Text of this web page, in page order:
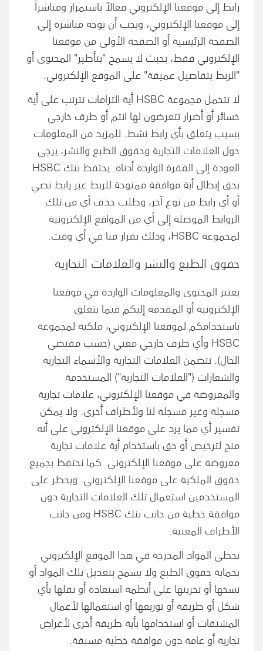
رابط إلى موقعنا الإلكتروني فعالاً باستمرار ومباشراً
إلى موقعنا الإلكتروني، ويجب أن يوجه مباشرة إلى
الصفحة الرئيسية أو الصفحة الأولى من موقعنا
الإلكتروني فقط، بحيث لا يسمح "بتأطير" المحتوى أو
"الربط بتفاصيل عميقة" على الموقع الإلكتروني.
لا تتحمل مجموعة HSBC أية التزامات تترتب على أية
خسائر أو أضرار تتعرضون لها انتم أو طرف خارجي
بسبب يتعلق بأي رابط نشط. للمزيد من المعلومات
حول العلامات التجارية وحقوق الطبع والنشر، يرجى
العودة إلى الفقرة الواردة أدناه. يحتفظ بنك HSBC
بحق إبطال أية موافقة ممنوحة للربط عبر رابط نصي
أو أي رابط من نوع آخر، وطلب حذف أي من تلك
الروابط الموصلة إلى أي من المواقع الإلكترونية
لمجموعة HSBC، وذلك بقرار منا في أي وقت.
حقوق الطبع والنشر والعلامات التجارية
يعتبر المحتوى والمعلومات الواردة في موقعنا
الإلكترونية أو المقدمة إليكم فيما يتعلق
باستخدامكم لموقعنا الإلكتروني، ملكية لمجموعة
HSBC وأي طرف خارجي معني (حسب مقتضى
الحال). تتضمن العلامات التجارية والأسماء التجارية
والشعارات ("العلامات التجارية") المستخدمة
والمعروضة في موقعنا الإلكتروني، علامات تجارية
مسجلة وغير مسجلة لنا ولأطراف أخرى. ولا يمكن
تفسير أي مما يرد على موقعنا الإلكتروني على أنه
منح لترخيص أو حق باستخدام أية علامات تجارية
معروضة على موقعنا الإلكتروني. كما نحتفظ بجميع
حقوق الملكية على موقعنا الإلكتروني. ويحظر على
المستخدمين استعمال تلك العلامات التجارية دون
موافقة خطية من جانب بنك HSBC ومن جانب
الأطراف المعنية.
تحظى المواد المدرجة في هذا الموقع الإلكتروني
بحماية حقوق الطبع ولا يسمح بتعديل تلك المواد أو
نسخها أو تخزينها على أنظمة استعادة أو نقلها بأي
شكل أو طريقة أو توزيعها أو استعمالها لأعمال
المشتقات أو استخدامها بأية طريقة أخرى لأغراض
تجارية أو عامة دون موافقة خطية مسبقة.